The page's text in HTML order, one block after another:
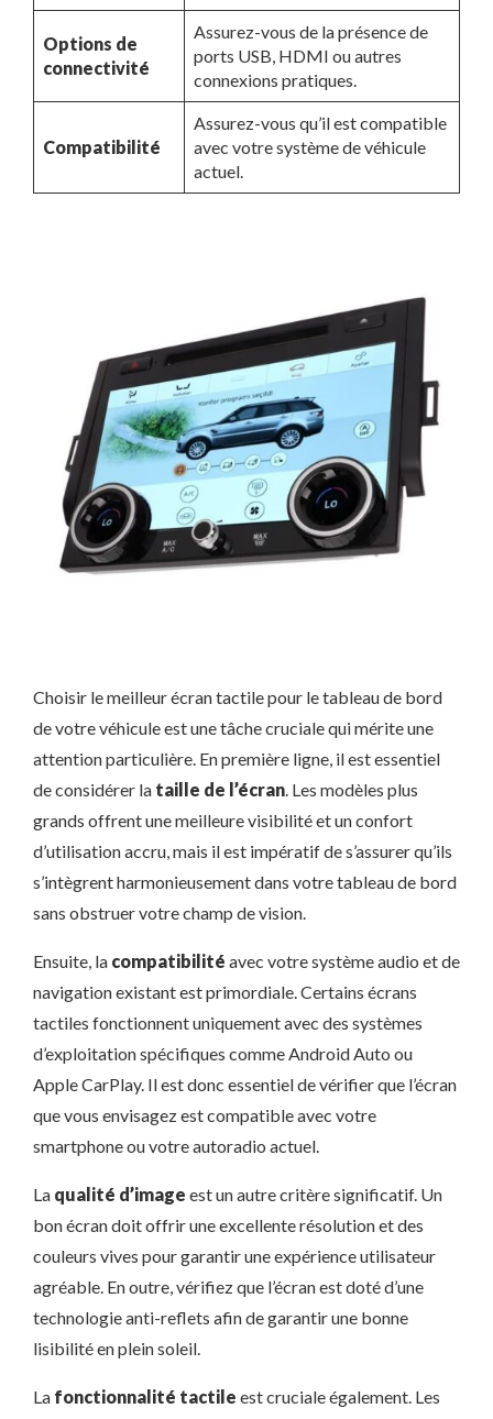
Options de
connectivité
Assurez-vous de la présence de
ports USB, HDMI ou autres
connexions pratiques.
Compatibilité
Assurez-vous qu’il est compatible
avec votre système de véhicule
actuel.
Choisir le meilleur écran tactile pour le tableau de bord
de votre véhicule est une tâche cruciale qui mérite une
attention particulière. En première ligne, il est essentiel
de considérer la taille de l’écran. Les modèles plus
grands offrent une meilleure visibilité et un confort
d’utilisation accru, mais il est impératif de s’assurer qu’ils
s’intègrent harmonieusement dans votre tableau de bord
sans obstruer votre champ de vision.
Ensuite, la compatibilité avec votre système audio et de
navigation existant est primordiale. Certains écrans
tactiles fonctionnent uniquement avec des systèmes
d’exploitation spécifiques comme Android Auto ou
Apple CarPlay. Il est donc essentiel de vérifier que l’écran
que vous envisagez est compatible avec votre
smartphone ou votre autoradio actuel.
La qualité d’image est un autre critère significatif. Un
bon écran doit offrir une excellente résolution et des
couleurs vives pour garantir une expérience utilisateur
agréable. En outre, vérifiez que l’écran est doté d’une
technologie anti-reflets afin de garantir une bonne
lisibilité en plein soleil.
La fonctionnalité tactile est cruciale également. Les